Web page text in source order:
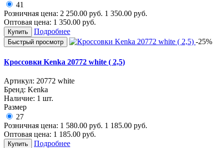
41
Розничная цена: 2 250.00 руб. 1 350.00 руб.
Оптовая цена: 1 350.00 руб.
Купить Подробнее
Быстрый просмотр -25%
Кроссовки Kenka 20772 white ( 2,5)
Артикул: 20772 white
Бренд: Kenka
Наличие: 1 шт.
Размер
27
Розничная цена: 1 580.00 руб. 1 185.00 руб.
Оптовая цена: 1 185.00 руб.
Купить Подробнее